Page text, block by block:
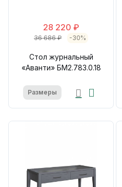
28 220 ₽
36 686 ₽ -30%
Стол журнальный
«Аванти» БМ2.783.0.18
Размеры